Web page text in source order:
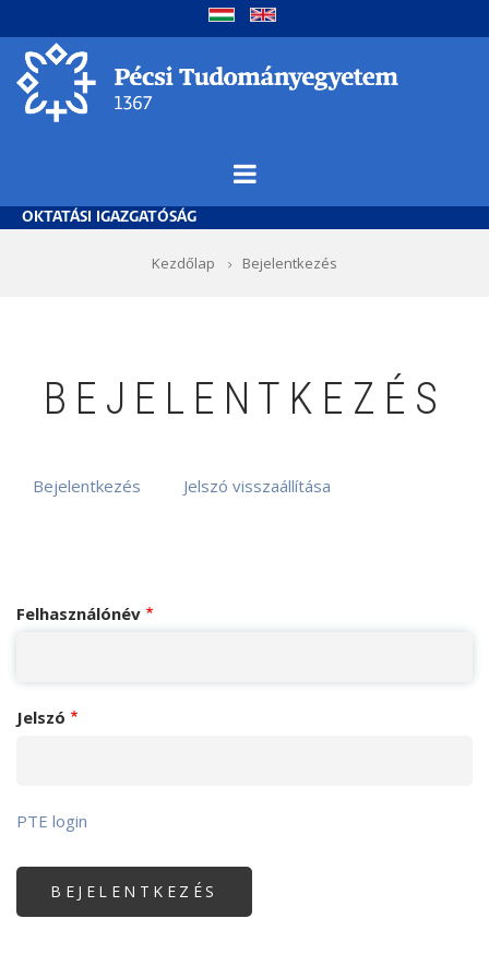
a
tartalomra
OKTATÁSI IGAZGATÓSÁG
Kezdőlap Bejelentkezés
BEJELENTKEZÉS
Bejelentkezés Jelszó visszaállítása
Felhasználónév
Jelszó
PTE login